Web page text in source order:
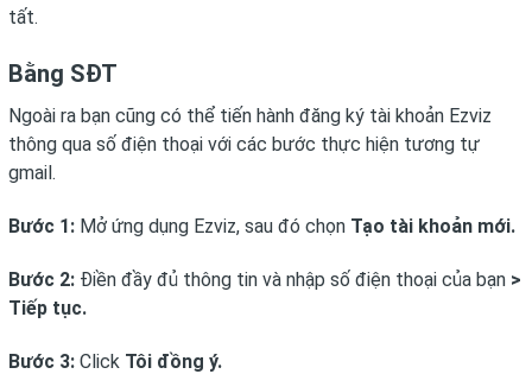
tất.
Bằng SĐT
Ngoài ra bạn cũng có thể tiến hành đăng ký tài khoản Ezviz
thông qua số điện thoại với các bước thực hiện tương tự
gmail.
Bước 1: Mở ứng dụng Ezviz, sau đó chọn Tạo tài khoản mới.
Bước 2: Điền đầy đủ thông tin và nhập số điện thoại của bạn >
Tiếp tục.
Bước 3: Click Tôi đồng ý.